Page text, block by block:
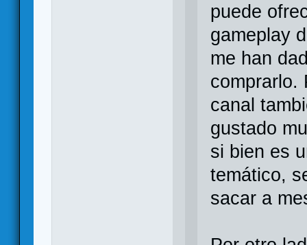
puede
gameplay
me han
comprarlo.
canal
gustado
si bien es
temático,
sacar a